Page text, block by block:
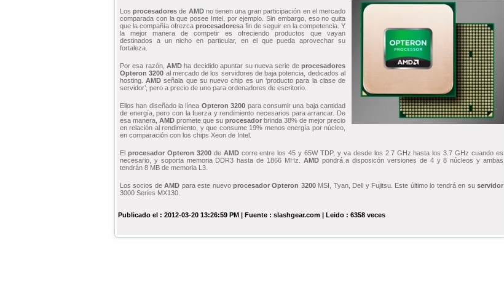
Losprocesadores de AMDno tienen una gran participación en el mercado
comparada con la que posee Intel, por ejemplo. Sin embargo, eso no quita
que la compañía ofrezca procesadoresa fin de seguir en la competencia. Y
la mejor manera de competir es ofreciendo productos que vayan
destinados a un nicho en particular, en el que pueda aprovechar su
fortaleza.
Por esa razón,AMD ha decidido apuntar su nueva serie deprocesadores
Opteron 3200 al mercado de los servidores de baja potencia, dedicados al
hosting.AMD señala que su nuevo chip es un ‘producto para la clase de
servidor’, pero a precio de uno para ordenadores de escritorio.
Ellos han diseñado la línea Opteron 3200 para consumir una baja cantidad
de energía, pero con la fuerza y rendimiento necesarios para arrancar. De
esa manera, AMD promete que su procesador brinda 38% de mejor precio
en relación al rendimiento, y que consume 19% menos energía por núcleo,
en comparación con los chips Xeon de Intel.
El procesador Opteron 3200de AMDcorre entre los 45 y 65W TDP, y va desde los 2.7 GHz hasta los 3.7 GHz cuando es
necesario, y soporta memoria DDR3 hasta de 1866 MHz. AMDpondrá a disposicón versiones de 4 y 8 núcleos y ambas
tendrán 8 MB de memoria L3.
Los socios deAMD para este nuevoprocesador Opteron 3200MSI, Tyan, Dell y Fujitsu. Este último lo tendrá en suservidor
3000 Series MX130.
Publicado el : 2012-03-20 13:26:59 PM | Fuente : slashgear.com | Leido : 6358 veces